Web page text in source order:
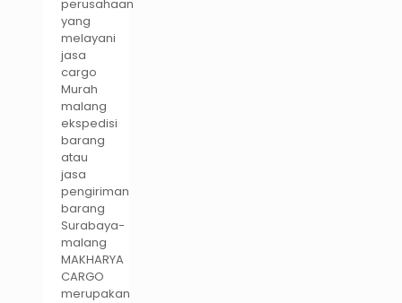
perusahaan
yang
melayani
jasa
cargo
Murah
malang
ekspedisi
barang
atau
jasa
pengiriman
barang
Surabaya-
malang
MAKHARYA
CARGO
merupakan